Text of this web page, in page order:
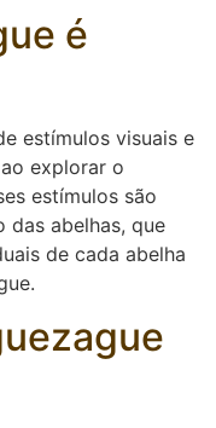
é
estímulos visuais e
explorar o
estímulos são
das abelhas, que
de cada abelha